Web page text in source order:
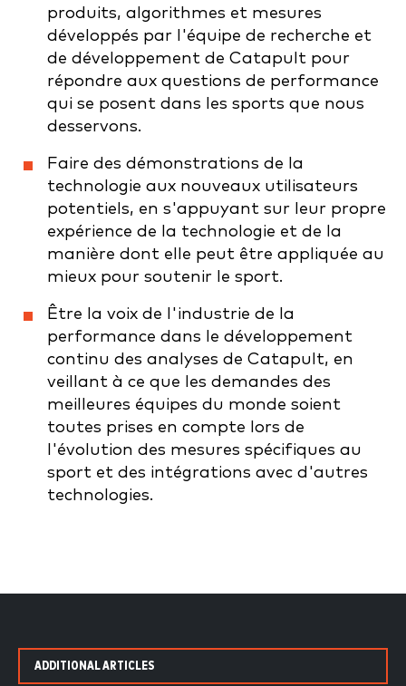
produits, algorithmes et mesures
développés par l'équipe de recherche et
de développement de Catapult pour
répondre aux questions de performance
qui se posent dans les sports que nous
desservons.
Faire des démonstrations de la
technologie aux nouveaux utilisateurs
potentiels, en s'appuyant sur leur propre
expérience de la technologie et de la
manière dont elle peut être appliquée au
mieux pour soutenir le sport.
Être la voix de l'industrie de la
performance dans le développement
continu des analyses de Catapult, en
veillant à ce que les demandes des
meilleures équipes du monde soient
toutes prises en compte lors de
l'évolution des mesures spécifiques au
sport et des intégrations avec d'autres
technologies.
ADDITIONAL ARTICLES